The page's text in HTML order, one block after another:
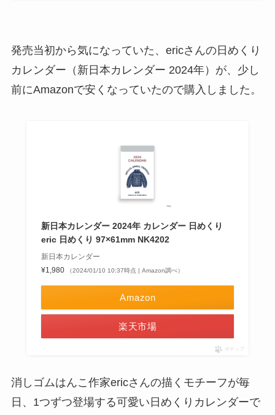
発売当初から気になっていた、ericさんの日めくり
カレンダー（新日本カレンダー 2024年）が、少し
前にAmazonで安くなっていたので購入しました。
新日本カレンダー 2024年 カレンダー 日めくり
eric 日めくり 97×61mm NK4202
新日本カレンダー
¥1,980
（2024/01/10 10:37時点 | Amazon調べ）
Amazon
楽天市場
ポチップ
消しゴムはんこ作家ericさんの描くモチーフが毎
日、1つずつ登場する可愛い日めくりカレンダーで